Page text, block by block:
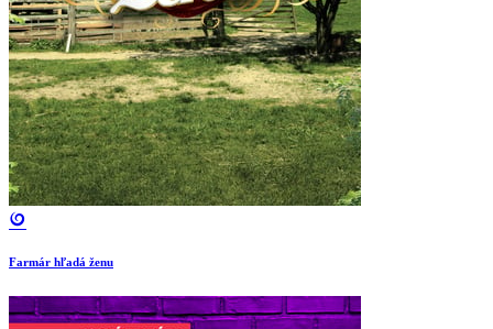
Farmár hľadá ženu